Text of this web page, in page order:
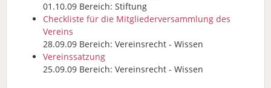
01.10.09 Bereich: Stiftung
Checkliste für die Mitgliederversammlung des
Vereins
28.09.09 Bereich: Vereinsrecht - Wissen
Vereinssatzung
25.09.09 Bereich: Vereinsrecht - Wissen